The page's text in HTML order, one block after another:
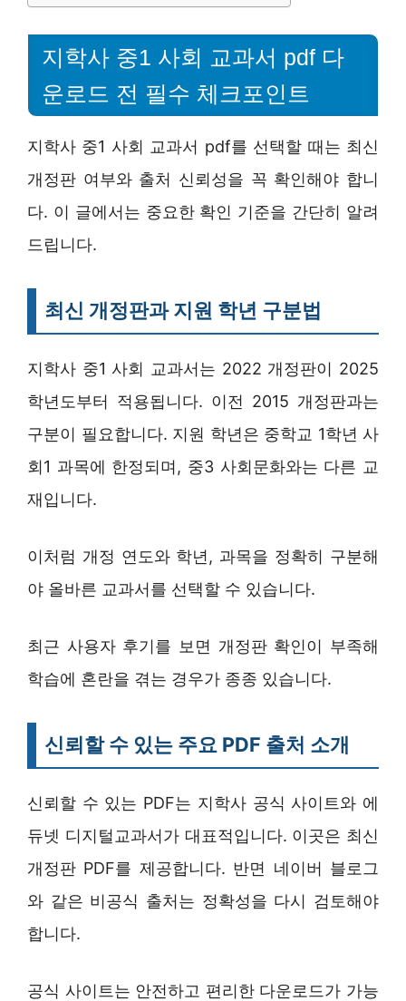
지학사 중1 사회 교과서 pdf 다
운로드 전 필수 체크포인트
지학사 중1 사회 교과서 pdf를 선택할 때는 최신
개정판 여부와 출처 신뢰성을 꼭 확인해야 합니
다. 이 글에서는 중요한 확인 기준을 간단히 알려
드립니다.
최신 개정판과 지원 학년 구분법
지학사 중1 사회 교과서는 2022 개정판이 2025
학년도부터 적용됩니다. 이전 2015 개정판과는
구분이 필요합니다. 지원 학년은 중학교 1학년 사
회1 과목에 한정되며, 중3 사회문화와는 다른 교
재입니다.
이처럼 개정 연도와 학년, 과목을 정확히 구분해
야 올바른 교과서를 선택할 수 있습니다.
최근 사용자 후기를 보면 개정판 확인이 부족해
학습에 혼란을 겪는 경우가 종종 있습니다.
신뢰할 수 있는 주요 PDF 출처 소개
신뢰할 수 있는 PDF는 지학사 공식 사이트와 에
듀넷 디지털교과서가 대표적입니다. 이곳은 최신
개정판 PDF를 제공합니다. 반면 네이버 블로그
와 같은 비공식 출처는 정확성을 다시 검토해야
합니다.
공식 사이트는 안전하고 편리한 다운로드가 가능